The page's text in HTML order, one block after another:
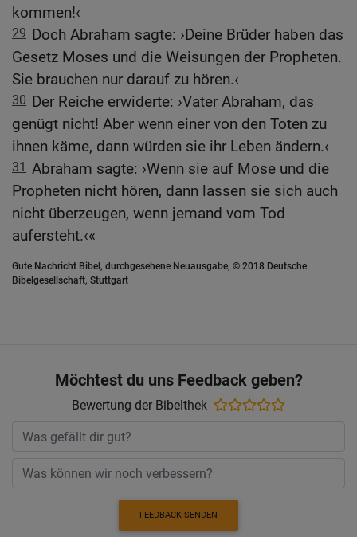
kommen!‹
29 Doch Abraham sagte: ›Deine Brüder haben das
Gesetz Moses und die Weisungen der Propheten.
Sie brauchen nur darauf zu hören.‹
30 Der Reiche erwiderte: ›Vater Abraham, das
genügt nicht! Aber wenn einer von den Toten zu
ihnen käme, dann würden sie ihr Leben ändern.‹
31 Abraham sagte: ›Wenn sie auf Mose und die
Propheten nicht hören, dann lassen sie sich auch
nicht überzeugen, wenn jemand vom Tod
aufersteht.‹«
Gute Nachricht Bibel, durchgesehene Neuausgabe, © 2018 Deutsche
Bibelgesellschaft, Stuttgart
Möchtest du uns Feedback geben?
Bewertung der Bibelthek
FEEDBACK SENDEN